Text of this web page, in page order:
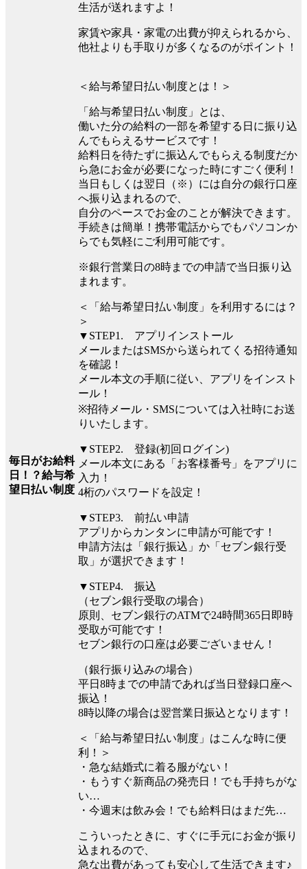
生活が送れますよ！
家賃や家具・家電の出費が抑えられるから、
他社よりも手取りが多くなるのがポイント！
毎日がお給料
日！？給与希
望日払い制度
＜給与希望日払い制度とは！＞
「給与希望日払い制度」とは、
働いた分の給料の一部を希望する日に振り込
んでもらえるサービスです！
給料日を待たずに振込んでもらえる制度だか
ら急にお金が必要になった時にすごく便利！
当日もしくは翌日（※）には自分の銀行口座
へ振り込まれるので、
自分のペースでお金のことが解決できます。
手続きは簡単！携帯電話からでもパソコンか
らでも気軽にご利用可能です。
※銀行営業日の8時までの申請で当日振り込
まれます。
＜「給与希望日払い制度」を利用するには？
＞
▼STEP1. アプリインストール
メールまたはSMSから送られてくる招待通知
を確認！
メール本文の手順に従い、アプリをインスト
ール！
※招待メール・SMSについては入社時にお送
りいたします。
▼STEP2. 登録(初回ログイン)
メール本文にある「お客様番号」をアプリに
入力！
4桁のパスワードを設定！
▼STEP3. 前払い申請
アプリからカンタンに申請が可能です！
申請方法は「銀行振込」か「セブン銀行受
取」が選択できます！
▼STEP4. 振込
（セブン銀行受取の場合）
原則、セブン銀行のATMで24時間365日即時
受取が可能です！
セブン銀行の口座は必要ございません！
（銀行振り込みの場合）
平⽇8時までの申請であれば当⽇登録口座へ
振込！
8時以降の場合は翌営業⽇振込となります！
＜「給与希望日払い制度」はこんな時に便
利！＞
・急な結婚式に着る服がない！
・もうすぐ新商品の発売日！でも手持ちがな
い…
・今週末は飲み会！でも給料日はまだ先…
こういったときに、すぐに手元にお金が振り
込まれるので、
急な出費があっても安心して生活できます♪